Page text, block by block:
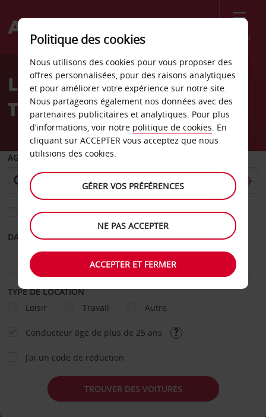
Menu
Welcome
AvisLocation de voiture
Terrassa
AGENCE DE DÉPART
Sélectionnez une autre agence de retour
DATE DE DÉPART DATE DE RETOUR
TYPE DE LOCATION
Loisir
Travail Autre
Conducteur âgé de plus de 25 ans
J’ai un code de réduction
TROUVER DES VOITURES
Politique des cookies
Nous utilisons des cookies pour vous proposer des
offres personnalisées, pour des raisons analytiques
et pour améliorer votre expérience sur notre site.
Nous partageons également nos données avec des
partenaires publicitaires et analytiques. Pour plus
d’informations, voir notre politique de cookies. En
cliquant sur ACCEPTER vous acceptez que nous
utilisions des cookies.
GÉRER VOS PRÉFÉRENCES
NE PAS ACCEPTER
ACCEPTER ET FERMER